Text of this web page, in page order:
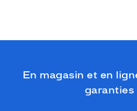
En magasin et en
garanties